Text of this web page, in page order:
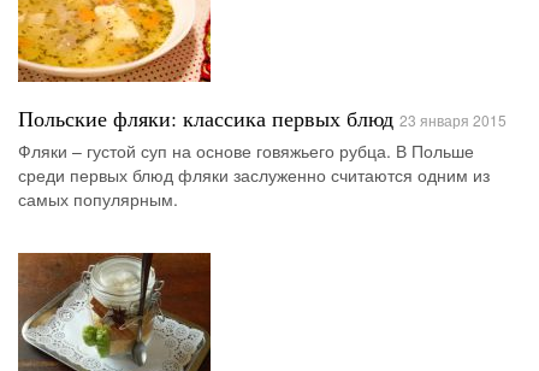
Польские фляки: классика первых блюд 23 января 2015
Фляки – густой суп на основе говяжьего рубца. В Польше
среди первых блюд фляки заслуженно считаются одним из
самых популярным.